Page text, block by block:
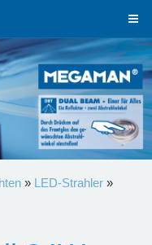
» LED-Strahler »